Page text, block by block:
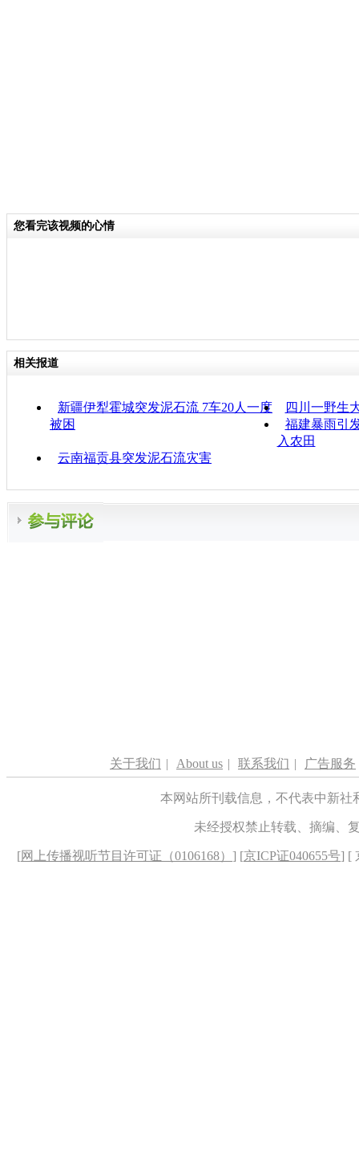
您看完该视频的心情
相关报道
新疆伊犁霍城突发泥石流 7车20人一度
被困
四川一野生
福建暴雨引
入农田
云南福贡县突发泥石流灾害
关于我们 | About us | 联系我们 | 广告服务
本网站所刊载信息，不代表中新
未经授权禁止转载、摘编、
[网上传播视听节目许可证（0106168） ] [京ICP证040655号] [